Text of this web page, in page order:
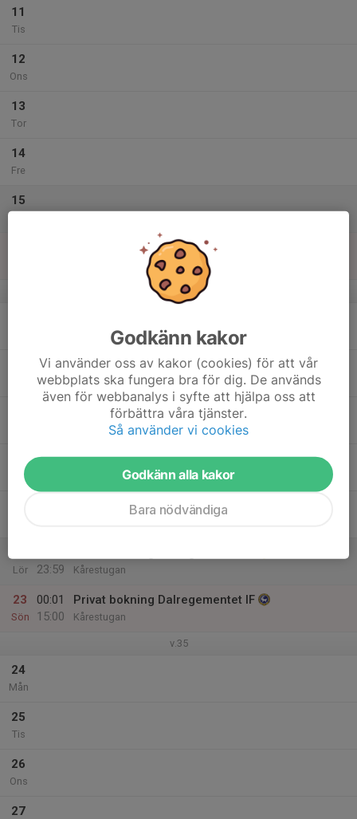
11
Tis
12
Ons
13
Tor
14
Fre
15
v.34
Kårestugan
Tor
Privat bokning Dalregementet IF
Lör
23:59
Kårestugan
23
Sön
00:01
15:00
Privat bokning Dalregementet IF
Kårestugan
v.35
24
Mån
25
Tis
26
Ons
27
Godkänn kakor
Vi använder oss av kakor (cookies) för att vår
webbplats ska fungera bra för dig. De används
även för webbanalys i syfte att hjälpa oss att
förbättra våra tjänster.
Så använder vi cookies
Godkänn alla kakor
Bara nödvändiga